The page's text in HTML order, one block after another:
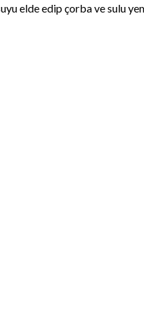
elde edip çorba ve sulu